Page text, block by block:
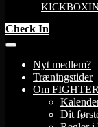
Check In
Nyt medlem?
Træningstider
Om
Dit